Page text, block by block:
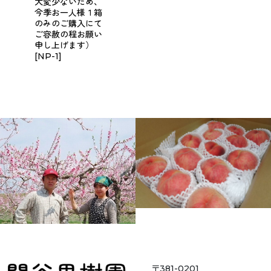
今季お一人様１箱
のみのご購入にて
ご容赦の程お願い
申し上げます）
[NP-1]
〒381-0201